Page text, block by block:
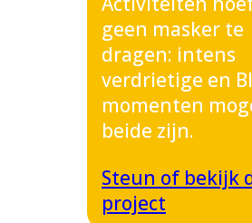
geen masker te
dragen: intens
verdrietige en
momenten
beide zijn.
Steun of bekijk
project